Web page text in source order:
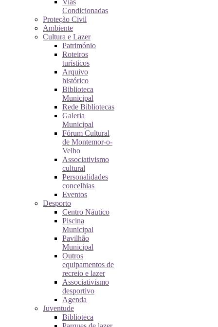
Vias
Condicionadas
Proteção Civil
Ambiente
Cultura e Lazer
Património
Roteiros
turísticos
Arquivo
histórico
Biblioteca
Municipal
Rede Bibliotecas
Galeria
Municipal
Fórum Cultural
de Montemor-o-
Velho
Associativismo
cultural
Personalidades
concelhias
Eventos
Desporto
Centro Náutico
Piscina
Municipal
Pavilhão
Municipal
Outros
equipamentos de
recreio e lazer
Associativismo
desportivo
Agenda
Juventude
Biblioteca